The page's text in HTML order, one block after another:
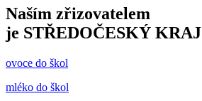
Naším zřizovatelem
je STŘEDOČESKÝ KRAJ
ovoce do škol
mléko do škol